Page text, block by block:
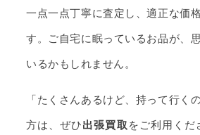
一点一点丁寧に査定し、適正な価
す。ご自宅に眠っているお品が、
いるかもしれません。
「たくさんあるけど、持って行く
方は、ぜひ出張買取 をご利用く